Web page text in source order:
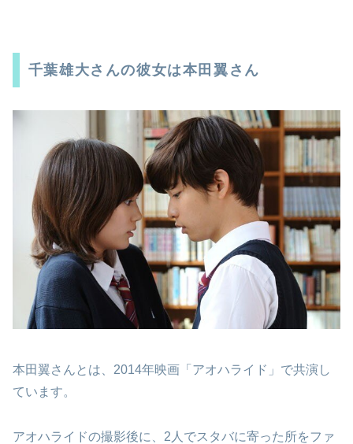
千葉雄大さんの彼女は本田翼さん
本田翼さんとは、2014年映画「アオハライド」で共演し
ています。
アオハライドの撮影後に、2人でスタバに寄った所をファ